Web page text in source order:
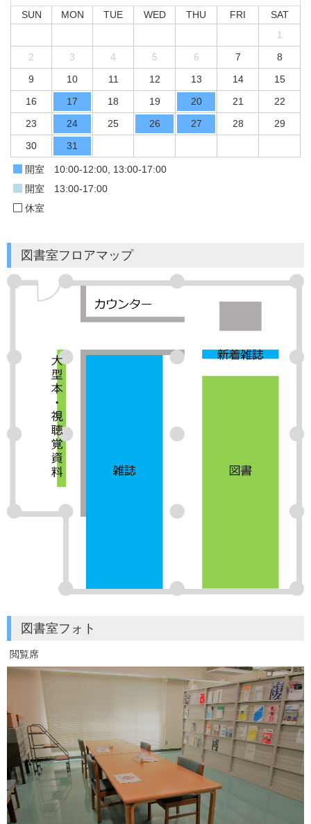
SUN MON TUE WED THU FRI
SAT
1
2
3 4 5 6 7
8
9
10 11 12 13 14
15
16
17 18 19 20 21
22
23
24 25 26 27 28
29
30
31
開室 10:00-12:00, 13:00-17:00
開室 13:00-17:00
休室
図書室フロアマップ
図書室フォト
閲覧席